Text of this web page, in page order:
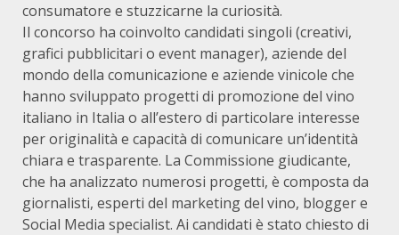
consumatore e stuzzicarne la curiosità.
Il concorso ha coinvolto candidati singoli (creativi,
grafici pubblicitari o event manager), aziende del
mondo della comunicazione e aziende vinicole che
hanno sviluppato progetti di promozione del vino
italiano in Italia o all’estero di particolare interesse
per originalità e capacità di comunicare un’identità
chiara e trasparente. La Commissione giudicante,
che ha analizzato numerosi progetti, è composta da
giornalisti, esperti del marketing del vino, blogger e
Social Media specialist. Ai candidati è stato chiesto di